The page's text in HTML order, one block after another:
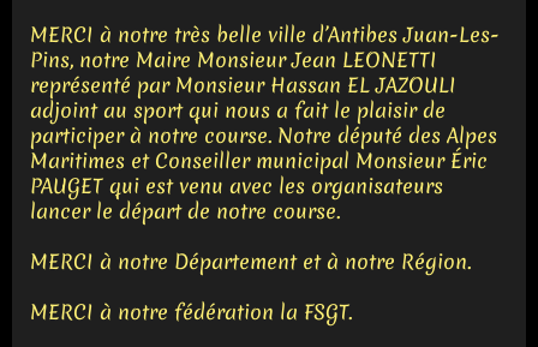
MERCI à notre très belle ville d’Antibes Juan-Les-
Pins, notre Maire Monsieur Jean LEONETTI
représenté par Monsieur Hassan EL JAZOULI
adjoint au sport qui nous a fait le plaisir de
participer à notre course. Notre député des Alpes
Maritimes et Conseiller municipal Monsieur Éric
PAUGET qui est venu avec les organisateurs
lancer le départ de notre course.
MERCI à notre Département et à notre Région.
MERCI à notre fédération la FSGT.